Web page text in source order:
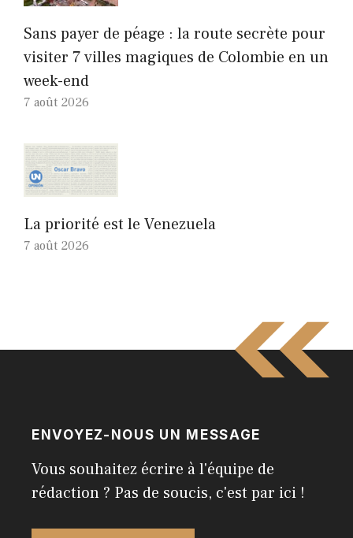
Sans payer de péage : la route secrète pour
visiter 7 villes magiques de Colombie en un
week-end
7 août 2026
La priorité est le Venezuela
7 août 2026
ENVOYEZ-NOUS UN MESSAGE
Vous souhaitez écrire à l'équipe de
rédaction ? Pas de soucis, c'est par ici !